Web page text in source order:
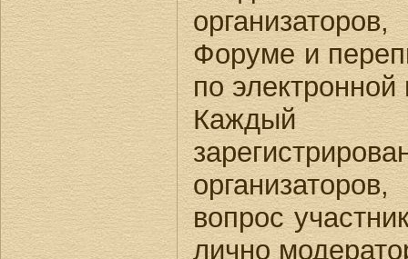
Форуме и
по электронной
Каждый
вопрос
лично